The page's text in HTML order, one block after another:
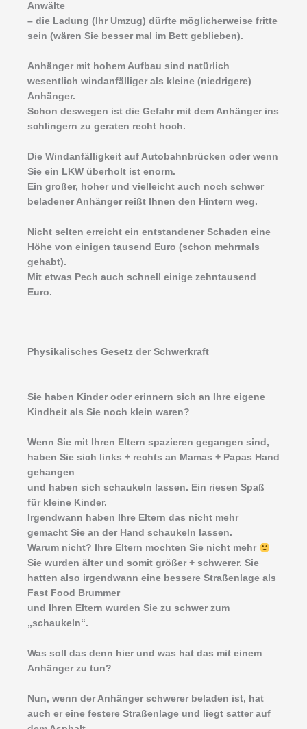
Anwälte
– die Ladung (Ihr Umzug) dürfte möglicherweise fritte
sein (wären Sie besser mal im Bett geblieben).
Anhänger mit hohem Aufbau sind natürlich
wesentlich windanfälliger als kleine (niedrigere)
Anhänger.
Schon deswegen ist die Gefahr mit dem Anhänger ins
schlingern zu geraten recht hoch.
Die Windanfälligkeit auf Autobahnbrücken oder wenn
Sie ein LKW überholt ist enorm.
Ein großer, hoher und vielleicht auch noch schwer
beladener Anhänger reißt Ihnen den Hintern weg.
Nicht selten erreicht ein entstandener Schaden eine
Höhe von einigen tausend Euro (schon mehrmals
gehabt).
Mit etwas Pech auch schnell einige zehntausend
Euro.
Physikalisches Gesetz der Schwerkraft
Sie haben Kinder oder erinnern sich an Ihre eigene
Kindheit als Sie noch klein waren?
Wenn Sie mit Ihren Eltern spazieren gegangen sind,
haben Sie sich links + rechts an Mamas + Papas Hand
gehangen
und haben sich schaukeln lassen. Ein riesen Spaß
für kleine Kinder.
Irgendwann haben Ihre Eltern das nicht mehr
gemacht Sie an der Hand schaukeln lassen.
Warum nicht? Ihre Eltern mochten Sie nicht mehr
Sie wurden älter und somit größer + schwerer. Sie
hatten also irgendwann eine bessere Straßenlage als
Fast Food Brummer
und Ihren Eltern wurden Sie zu schwer zum
„schaukeln“.
Was soll das denn hier und was hat das mit einem
Anhänger zu tun?
Nun, wenn der Anhänger schwerer beladen ist, hat
auch er eine festere Straßenlage und liegt satter auf